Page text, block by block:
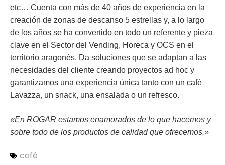
etc… Cuenta con más de 40 años de experiencia en la
creación de zonas de descanso 5 estrellas y, a lo largo
de los años se ha convertido en todo un referente y pieza
clave en el Sector del Vending, Horeca y OCS en el
territorio aragonés. Da soluciones que se adaptan a las
necesidades del cliente creando proyectos ad hoc y
garantizamos una experiencia única tanto con un café
Lavazza, un snack, una ensalada o un refresco.
«En ROGAR estamos enamorados de lo que hacemos y
sobre todo de los productos de calidad que ofrecemos.»
café